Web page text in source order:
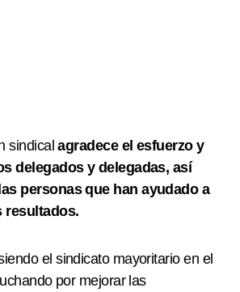
sindicalagradece el esfuerzo y
delegados y delegadas, así
personas que han ayudado a
resultados.
el sindicato mayoritario en el
por mejorar las